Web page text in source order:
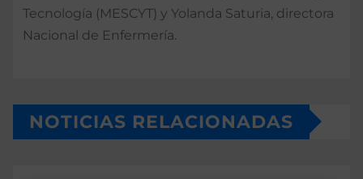
Tecnología (MESCYT) y Yolanda Saturia, directora
Nacional de Enfermería.
NOTICIAS RELACIONADAS